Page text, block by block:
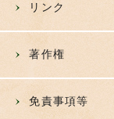
リンク
著作権
免責事項等